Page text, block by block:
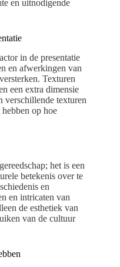
en uitnodigende
in de presentatie
en afwerkingen van
Texturen
een extra dimensie
verschillende texturen
op hoe
het is een
betekenis over te
en
en intricaten van
de esthetiek van
van de cultuur